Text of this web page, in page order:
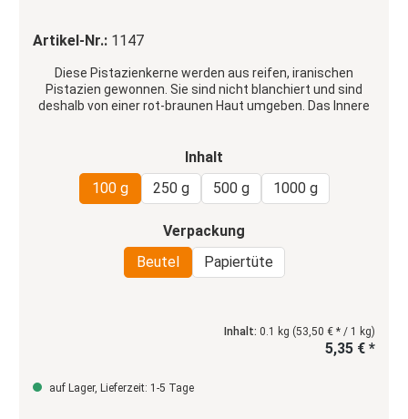
Artikel-Nr.: 1147
Diese Pistazienkerne werden aus reifen, iranischen
Pistazien gewonnen. Sie sind nicht blanchiert und sind
deshalb von einer rot-braunen Haut umgeben. Das Innere
Inhalt
100 g
250 g 500 g 1000 g
Verpackung
Beutel
Papiertüte
Inhalt: 0.1 kg (53,50 € * / 1 kg)
5,35 € *
auf Lager, Lieferzeit: 1-5 Tage